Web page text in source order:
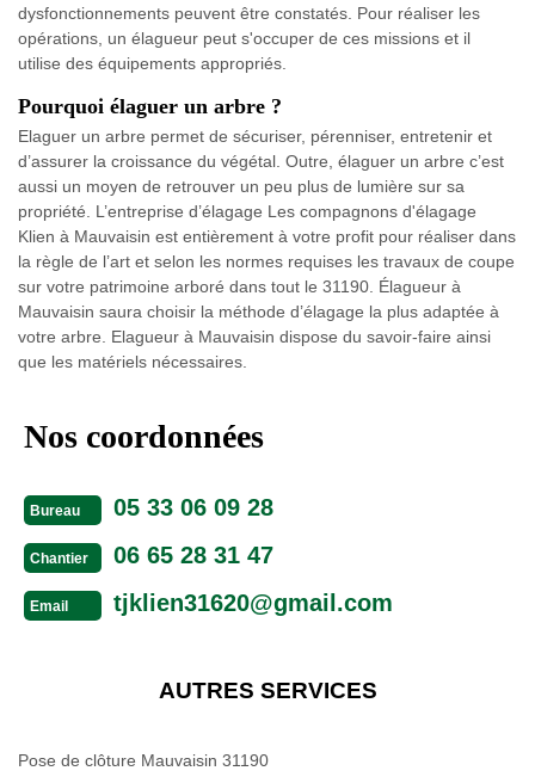
dysfonctionnements peuvent être constatés. Pour réaliser les
opérations, un élagueur peut s'occuper de ces missions et il
utilise des équipements appropriés.
Pourquoi élaguer un arbre ?
Elaguer un arbre permet de sécuriser, pérenniser, entretenir et
d’assurer la croissance du végétal. Outre, élaguer un arbre c’est
aussi un moyen de retrouver un peu plus de lumière sur sa
propriété. L’entreprise d’élagage Les compagnons d'élagage
Klien à Mauvaisin est entièrement à votre profit pour réaliser dans
la règle de l’art et selon les normes requises les travaux de coupe
sur votre patrimoine arboré dans tout le 31190. Élagueur à
Mauvaisin saura choisir la méthode d’élagage la plus adaptée à
votre arbre. Elagueur à Mauvaisin dispose du savoir-faire ainsi
que les matériels nécessaires.
Nos coordonnées
Bureau 05 33 06 09 28
Chantier 06 65 28 31 47
Email tjklien31620@gmail.com
AUTRES SERVICES
Pose de clôture Mauvaisin 31190